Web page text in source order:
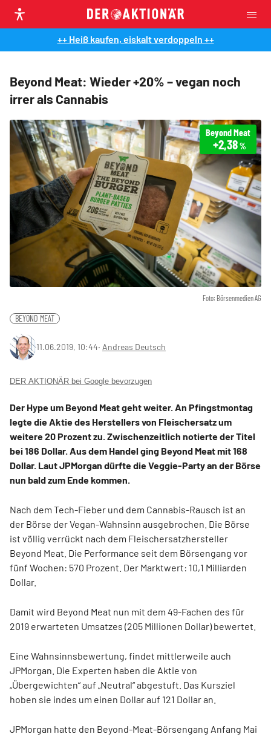
++ Heiß kaufen, eiskalt verdoppeln ++
Beyond Meat: Wieder +20% – vegan noch
irrer als Cannabis
Foto: Börsenmedien AG
Beyond Meat
+2,38 %
BEYOND MEAT
11.06.2019, 10:44‧ Andreas Deutsch
DER AKTIONÄR bei Google bevorzugen
Der Hype um Beyond Meat geht weiter. An Pfingstmontag
legte die Aktie des Herstellers von Fleischersatz um
weitere 20 Prozent zu. Zwischenzeitlich notierte der Titel
bei 186 Dollar. Aus dem Handel ging Beyond Meat mit 168
Dollar. Laut JPMorgan dürfte die Veggie-Party an der Börse
nun bald zum Ende kommen.
Nach dem Tech-Fieber und dem Cannabis-Rausch ist an
der Börse der Vegan-Wahnsinn ausgebrochen. Die Börse
ist völlig verrückt nach dem Fleischersatzhersteller
Beyond Meat. Die Performance seit dem Börsengang vor
fünf Wochen: 570 Prozent. Der Marktwert: 10,1 Milliarden
Dollar.
Damit wird Beyond Meat nun mit dem 49-Fachen des für
2019 erwarteten Umsatzes (205 Millionen Dollar) bewertet.
Eine Wahnsinnsbewertung, findet mittlerweile auch
JPMorgan. Die Experten haben die Aktie von
„Übergewichten“ auf „Neutral“ abgestuft. Das Kursziel
hoben sie indes um einen Dollar auf 121 Dollar an.
JPMorgan hatte den Beyond-Meat-Börsengang Anfang Mai